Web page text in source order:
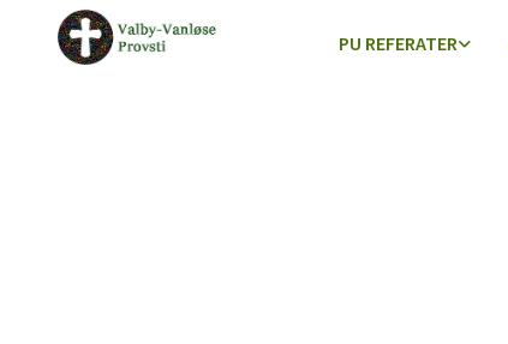
PU REFERATER